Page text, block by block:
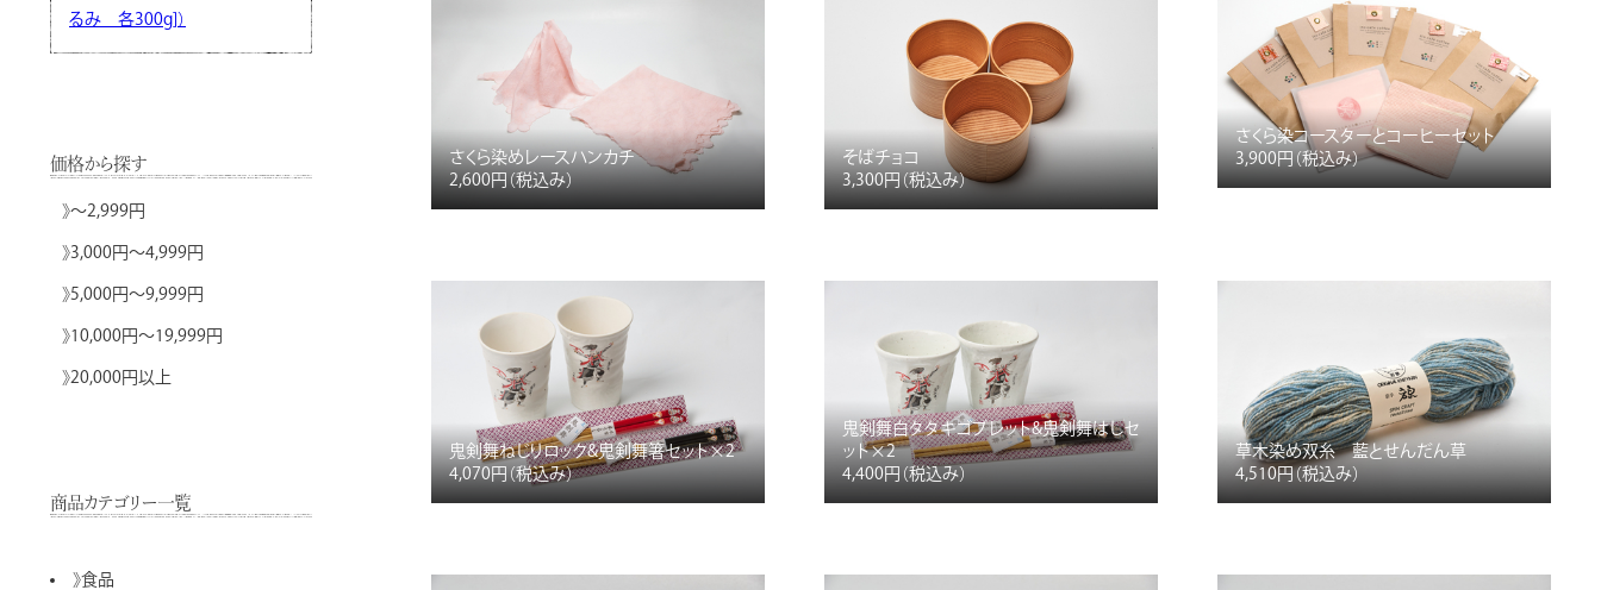
るみ 各300g]）
価格から探す
》～2,999円
》3,000円～4,999円
》5,000円～9,999円
》10,000円～19,999円
》20,000円以上
商品カテゴリー一覧
》食品
さくら染めレースハンカチ
2,600円 （税込み）
そばチョコ
3,300円 （税込み）
さくら染コースターとコーヒーセット
3,900円（税込み）
鬼剣舞ねじりロック&鬼剣舞箸セット×2
4,070円 （税込み）
鬼剣舞白タタキゴブレット&鬼剣舞はしセ
ット×2
4,400円 （税込み）
草木染め双糸 藍とせんだん草
4,510円（税込み）